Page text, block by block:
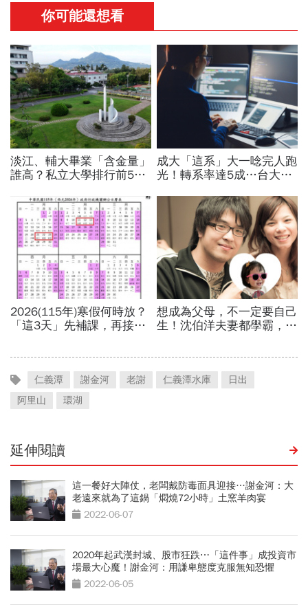
仁義潭 謝金河 老謝 仁義潭水庫
日出
阿里山
環湖
延伸閱讀
這一餐好大陣仗，老闆戴防毒面具迎接…謝金河：大
老遠來就為了這鍋「燜燒72小時」土窯羊肉宴
2022-06-07
2020年起武漢封城、股市狂跌⋯「這件事」成投資市
場最大心魔！謝金河：用謙卑態度克服無知恐懼
2022-06-05